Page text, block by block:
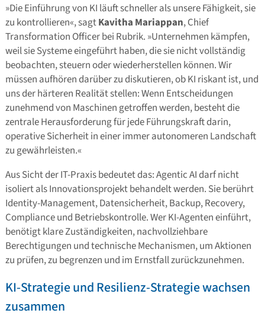
»Die Einführung von KI läuft schneller als unsere Fähigkeit, sie
zu kontrollieren«, sagtKavitha Mariappan, Chief
Transformation Officer bei Rubrik. »Unternehmen kämpfen,
weil sie Systeme eingeführt haben, die sie nicht vollständig
beobachten, steuern oder wiederherstellen können. Wir
müssen aufhören darüber zu diskutieren, ob KI riskant ist, und
uns der härteren Realität stellen: Wenn Entscheidungen
zunehmend von Maschinen getroffen werden, besteht die
zentrale Herausforderung für jede Führungskraft darin,
operative Sicherheit in einer immer autonomeren Landschaft
zu gewährleisten.«
Aus Sicht der IT-Praxis bedeutet das: Agentic AI darf nicht
isoliert als Innovationsprojekt behandelt werden. Sie berührt
Identity-Management, Datensicherheit, Backup, Recovery,
Compliance und Betriebskontrolle. Wer KI-Agenten einführt,
benötigt klare Zuständigkeiten, nachvollziehbare
Berechtigungen und technische Mechanismen, um Aktionen
zu prüfen, zu begrenzen und im Ernstfall zurückzunehmen.
KI-Strategie und Resilienz-Strategie wachsen
zusammen